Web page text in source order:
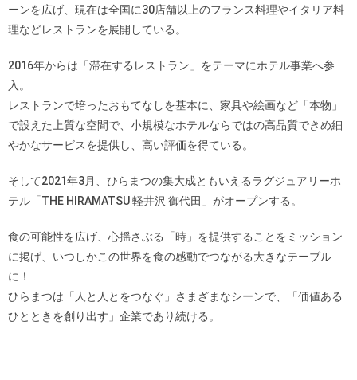
ーンを広げ、現在は全国に30店舗以上のフランス料理やイタリア料
理などレストランを展開している。
2016年からは「滞在するレストラン」をテーマにホテル事業へ参
入。
レストランで培ったおもてなしを基本に、家具や絵画など「本物」
で設えた上質な空間で、小規模なホテルならではの高品質できめ細
やかなサービスを提供し、高い評価を得ている。
そして2021年3月、ひらまつの集大成ともいえるラグジュアリーホ
テル「THE HIRAMATSU 軽井沢 御代田」がオープンする。
食の可能性を広げ、心揺さぶる「時」を提供することをミッション
に掲げ、いつしかこの世界を食の感動でつながる大きなテーブル
に！
ひらまつは「人と人とをつなぐ」さまざまなシーンで、「価値ある
ひとときを創り出す」企業であり続ける。